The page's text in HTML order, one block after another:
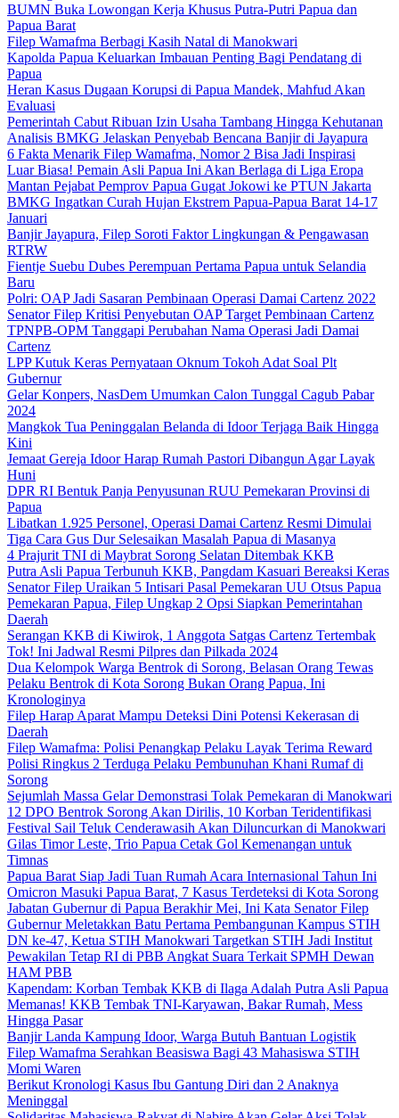
BUMN Buka Lowongan Kerja Khusus Putra-Putri Papua dan
Papua Barat
Filep Wamafma Berbagi Kasih Natal di Manokwari
Kapolda Papua Keluarkan Imbauan Penting Bagi Pendatang di
Papua
Heran Kasus Dugaan Korupsi di Papua Mandek, Mahfud Akan
Evaluasi
Pemerintah Cabut Ribuan Izin Usaha Tambang Hingga Kehutanan
Analisis BMKG Jelaskan Penyebab Bencana Banjir di Jayapura
6 Fakta Menarik Filep Wamafma, Nomor 2 Bisa Jadi Inspirasi
Luar Biasa! Pemain Asli Papua Ini Akan Berlaga di Liga Eropa
Mantan Pejabat Pemprov Papua Gugat Jokowi ke PTUN Jakarta
BMKG Ingatkan Curah Hujan Ekstrem Papua-Papua Barat 14-17
Januari
Banjir Jayapura, Filep Soroti Faktor Lingkungan & Pengawasan
RTRW
Fientje Suebu Dubes Perempuan Pertama Papua untuk Selandia
Baru
Polri: OAP Jadi Sasaran Pembinaan Operasi Damai Cartenz 2022
Senator Filep Kritisi Penyebutan OAP Target Pembinaan Cartenz
TPNPB-OPM Tanggapi Perubahan Nama Operasi Jadi Damai
Cartenz
LPP Kutuk Keras Pernyataan Oknum Tokoh Adat Soal Plt
Gubernur
Gelar Konpers, NasDem Umumkan Calon Tunggal Cagub Pabar
2024
Mangkok Tua Peninggalan Belanda di Idoor Terjaga Baik Hingga
Kini
Jemaat Gereja Idoor Harap Rumah Pastori Dibangun Agar Layak
Huni
DPR RI Bentuk Panja Penyusunan RUU Pemekaran Provinsi di
Papua
Libatkan 1.925 Personel, Operasi Damai Cartenz Resmi Dimulai
Tiga Cara Gus Dur Selesaikan Masalah Papua di Masanya
4 Prajurit TNI di Maybrat Sorong Selatan Ditembak KKB
Putra Asli Papua Terbunuh KKB, Pangdam Kasuari Bereaksi Keras
Senator Filep Uraikan 5 Intisari Pasal Pemekaran UU Otsus Papua
Pemekaran Papua, Filep Ungkap 2 Opsi Siapkan Pemerintahan
Daerah
Serangan KKB di Kiwirok, 1 Anggota Satgas Cartenz Tertembak
Tok! Ini Jadwal Resmi Pilpres dan Pilkada 2024
Dua Kelompok Warga Bentrok di Sorong, Belasan Orang Tewas
Pelaku Bentrok di Kota Sorong Bukan Orang Papua, Ini
Kronologinya
Filep Harap Aparat Mampu Deteksi Dini Potensi Kekerasan di
Daerah
Filep Wamafma: Polisi Penangkap Pelaku Layak Terima Reward
Polisi Ringkus 2 Terduga Pelaku Pembunuhan Khani Rumaf di
Sorong
Sejumlah Massa Gelar Demonstrasi Tolak Pemekaran di Manokwari
12 DPO Bentrok Sorong Akan Dirilis, 10 Korban Teridentifikasi
Festival Sail Teluk Cenderawasih Akan Diluncurkan di Manokwari
Gilas Timor Leste, Trio Papua Cetak Gol Kemenangan untuk
Timnas
Papua Barat Siap Jadi Tuan Rumah Acara Internasional Tahun Ini
Omicron Masuki Papua Barat, 7 Kasus Terdeteksi di Kota Sorong
Jabatan Gubernur di Papua Berakhir Mei, Ini Kata Senator Filep
Gubernur Meletakkan Batu Pertama Pembangunan Kampus STIH
DN ke-47, Ketua STIH Manokwari Targetkan STIH Jadi Institut
Pewakilan Tetap RI di PBB Angkat Suara Terkait SPMH Dewan
HAM PBB
Kapendam: Korban Tembak KKB di Ilaga Adalah Putra Asli Papua
Memanas! KKB Tembak TNI-Karyawan, Bakar Rumah, Mess
Hingga Pasar
Banjir Landa Kampung Idoor, Warga Butuh Bantuan Logistik
Filep Wamafma Serahkan Beasiswa Bagi 43 Mahasiswa STIH
Momi Waren
Berikut Kronologi Kasus Ibu Gantung Diri dan 2 Anaknya
Meninggal